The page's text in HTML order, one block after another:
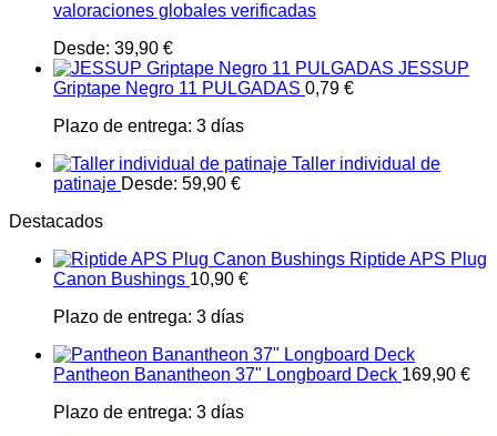
valoraciones globales verificadas
Desde: 39,90 €
JESSUP
Griptape Negro 11 PULGADAS 0,79 €
Plazo de entrega: 3 días
Taller individual de
patinaje Desde: 59,90 €
Destacados
Riptide APS Plug
Canon Bushings 10,90 €
Plazo de entrega: 3 días
Pantheon Banantheon 37" Longboard Deck 169,90 €
Plazo de entrega: 3 días